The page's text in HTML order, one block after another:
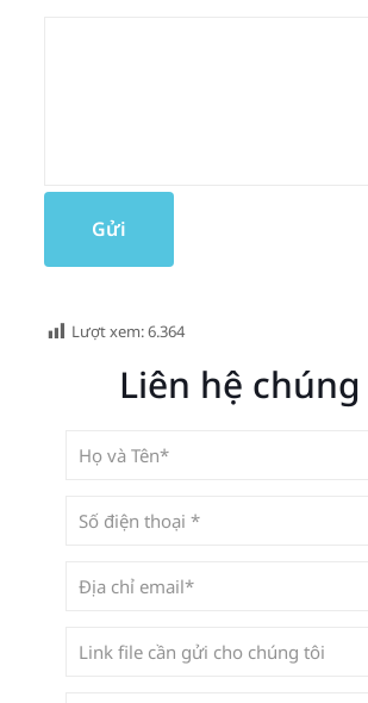
Lượt xem:6.364
Liên hệ